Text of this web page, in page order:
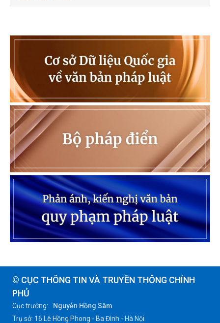
© CỤC THÔNG TIN VÀ TRUYỀN THÔNG CHÍNH
PHỦ
Cục trưởng:
Nguyễn Hồng Sâm
Trụ sở: 16 Lê Hồng Phong - Ba Đình - Hà Nội.